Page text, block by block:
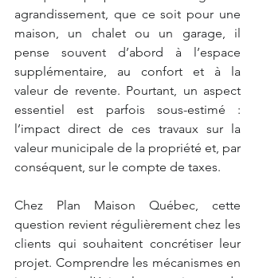
agrandissement, que ce soit pour une
maison, un chalet ou un garage, il
pense souvent d’abord à l’espace
supplémentaire, au confort et à la
valeur de revente. Pourtant, un aspect
essentiel est parfois sous-estimé :
l’impact direct de ces travaux sur la
valeur municipale de la propriété et, par
conséquent, sur le compte de taxes.
Chez Plan Maison Québec, cette
question revient régulièrement chez les
clients qui souhaitent concrétiser leur
projet. Comprendre les mécanismes en